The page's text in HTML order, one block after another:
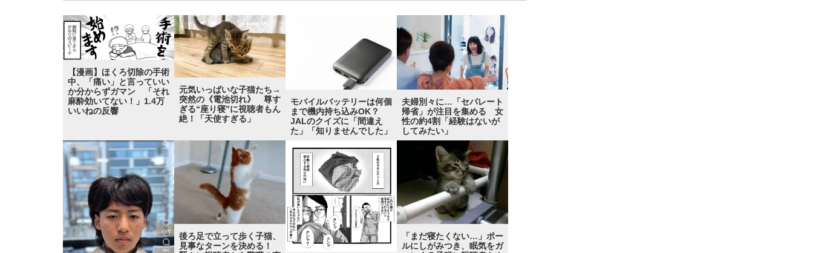
【漫画】ほくろ切除の手術
中、「痛い」と言っていい
か分からずガマン 「それ
麻酔効いてない！」1.4万
いいねの反響
元気いっぱいな子猫たち→
突然の《電池切れ》 尊す
ぎる“座り寝”に視聴者もん
絶！「天使すぎる」
モバイルバッテリーは何個
まで機内持ち込みOK？
JALのクイズに「間違え
た」「知りませんでした」
夫婦別々に…「セパレート
帰省」が注目を集める 女
性の約4割「経験はないが
してみたい」
後ろ足で立って歩く子猫、
見事なターンを決める！
「まだ寝たくない…」ポー
ルにしがみつき、眠気をガ